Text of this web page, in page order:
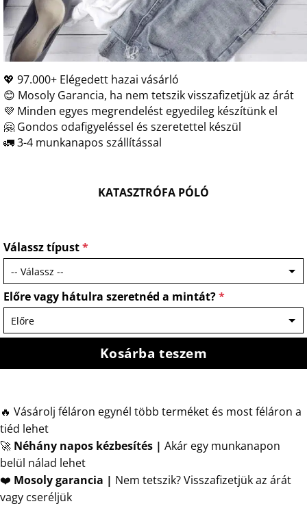
💖 97.000+ Elégedett hazai vásárló
😊 Mosoly Garancia, ha nem tetszik visszafizetjük az árát
💜 Minden egyes megrendelést egyedileg készítünk el
🤗 Gondos odafigyeléssel és szeretettel készül
🚛 3-4 munkanapos szállítással
KATASZTRÓFA PÓLÓ
Válassz típust*
Előre vagy hátulra szeretnéd a mintát?*
Kosárba teszem
🔥 Vásárolj féláron egynél több terméket és most féláron a
tiéd lehet
🚀 Néhány napos kézbesítés | Akár egy munkanapon
belül nálad lehet
❤️ Mosoly garancia | Nem tetszik? Visszafizetjük az árát
vagy cseréljük